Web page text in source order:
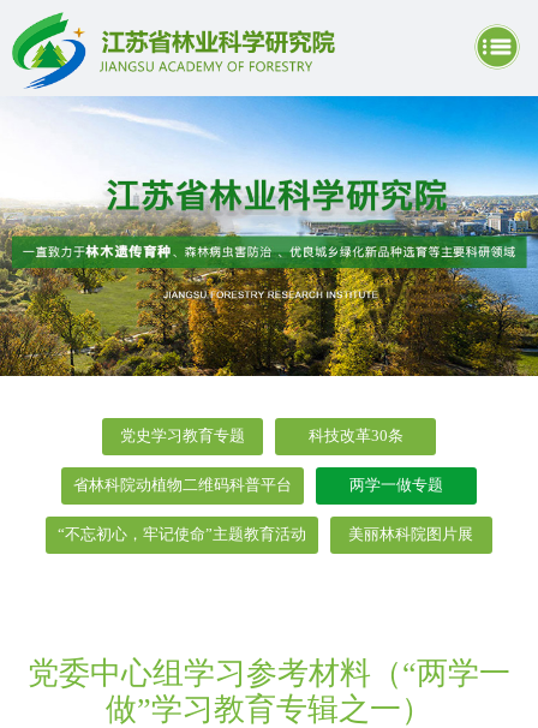
党史学习教育专题 科技改革30条
省林科院动植物二维码科普平台 两学一做专题
“不忘初心，牢记使命”主题教育活动 美丽林科院图片展
党委中心组学习参考材料（“两学一
做”学习教育专辑之一）